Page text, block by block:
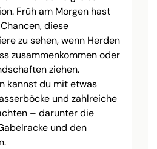
Früh am Morgen hast
diese
zu sehen, wenn Herden
zusammenkommen oder
ziehen.
kannst du mit etwas
und zahlreiche
– darunter die
und den